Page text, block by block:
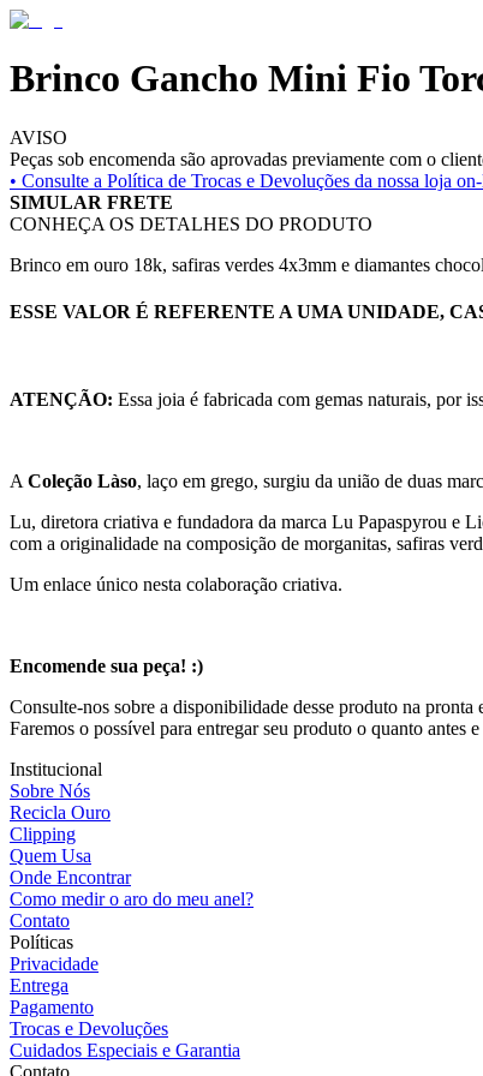
Brinco Gancho Mini Fio
AVISO
Peças sob encomenda são aprovadas previamente com o
• Consulte a Política de Trocas e Devoluções da nossa loja
SIMULAR FRETE
CONHEÇA OS DETALHES DO PRODUTO
Brinco em ouro 18k, safiras verdes 4x3mm e diamantes
ESSE VALOR É REFERENTE A UMA UNIDADE,
ATENÇÃO: Essa joia é fabricada com gemas naturais, por
AColeção Làso, laço em grego, surgiu da união de duas
Lu, diretora criativa e fundadora da marca Lu Papaspyrou e
com a originalidade na composição de morganitas, safiras
Um enlace único nesta colaboração criativa.
Encomende sua peça! :)
Consulte-nos sobre a disponibilidade desse produto na
Faremos o possível para entregar seu produto o quanto antes
Institucional
Sobre Nós
Recicla Ouro
Clipping
Quem Usa
Onde Encontrar
Como medir o aro do meu anel?
Contato
Políticas
Privacidade
Entrega
Pagamento
Trocas e Devoluções
Cuidados Especiais e Garantia